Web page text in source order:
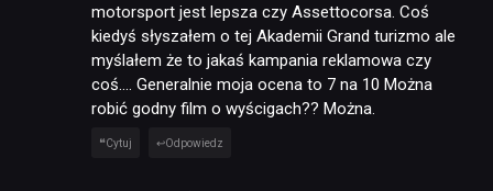
motorsport jest lepsza czy Assettocorsa. Coś
kiedyś słyszałem o tej Akademii Grand turizmo ale
myślałem że to jakaś kampania reklamowa czy
coś…. Generalnie moja ocena to 7 na 10 Można
robić godny film o wyścigach?? Można.
Cytuj Odpowiedz